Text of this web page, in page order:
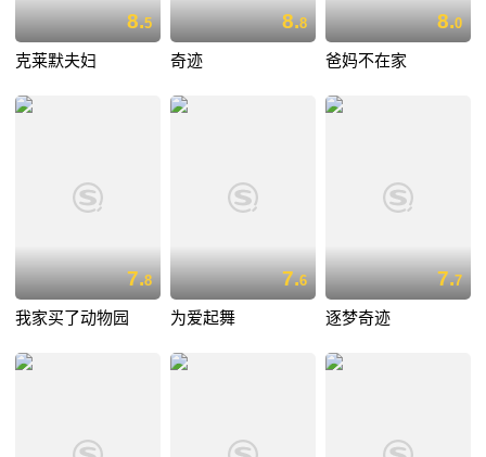
8.5
克莱默夫妇
8.8
奇迹
8.0
爸妈不在家
7.8
我家买了动物园
7.6
为爱起舞
7.7
逐梦奇迹